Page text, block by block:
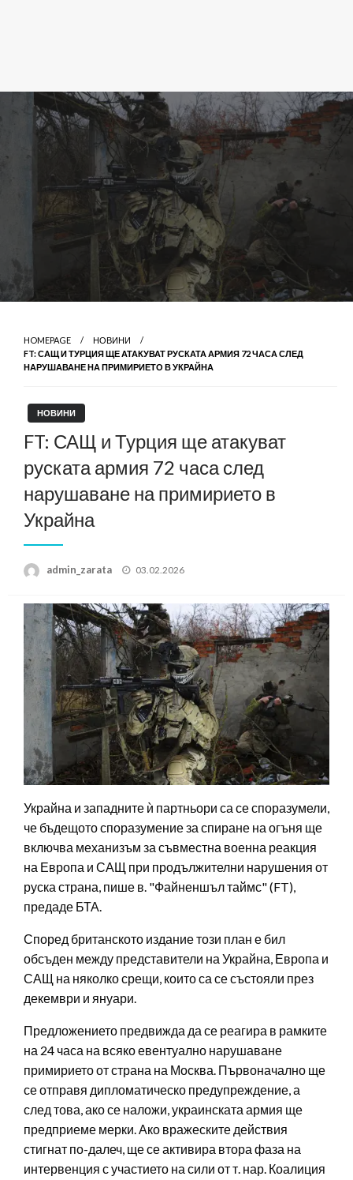
HOMEPAGE
НОВИНИ
FT: САЩ И ТУРЦИЯ ЩЕ АТАКУВАТ РУСКАТА АРМИЯ 72 ЧАСА СЛЕД
НАРУШАВАНЕ НА ПРИМИРИЕТО В УКРАЙНА
НОВИНИ
FT: САЩ и Турция ще атакуват
руската армия 72 часа след
нарушаване на примирието в
Украйна
admin_zarata
Posted
03.02.2026
Украйна и западните ѝ партньори са се споразумели,
че бъдещото споразумение за спиране на огъня ще
включва механизъм за съвместна военна реакция
на Европа и САЩ при продължителни нарушения от
руска страна, пише в. "Файненшъл таймс" (FT),
предаде БТА.
Според британското издание този план е бил
обсъден между представители на Украйна, Европа и
САЩ на няколко срещи, които са се състояли през
декември и януари.
Предложението предвижда да се реагира в рамките
на 24 часа на всяко евентуално нарушаване
примирието от страна на Москва. Първоначално ще
се отправя дипломатическо предупреждение, а
след това, ако се наложи, украинската армия ще
предприеме мерки. Ако вражеските действия
стигнат по-далеч, ще се активира втора фаза на
интервенция с участието на сили от т. нар. Коалиция